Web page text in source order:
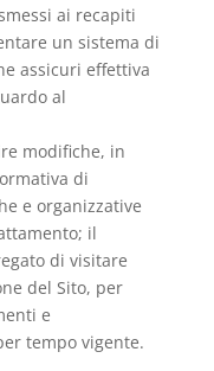
ai recapiti
un sistema di
assicuri effettiva
al
modifiche, in
di
e organizzative
il
di visitare
del Sito, per
e
tempo vigente.